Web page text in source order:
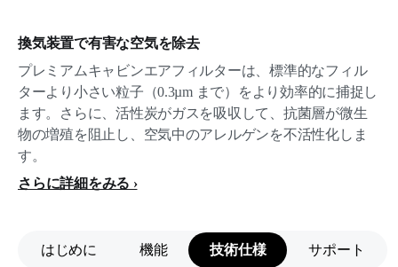
換気装置で有害な空気を除去
プレミアムキャビンエアフィルターは、標準的なフィル
ターより小さい粒子（0.3µm まで）をより効率的に捕捉し
ます。さらに、活性炭がガスを吸収して、抗菌層が微生
物の増殖を阻止し、空気中のアレルゲンを不活性化しま
す。
さらに詳細をみる
はじめに 機能 技術仕様 サポート